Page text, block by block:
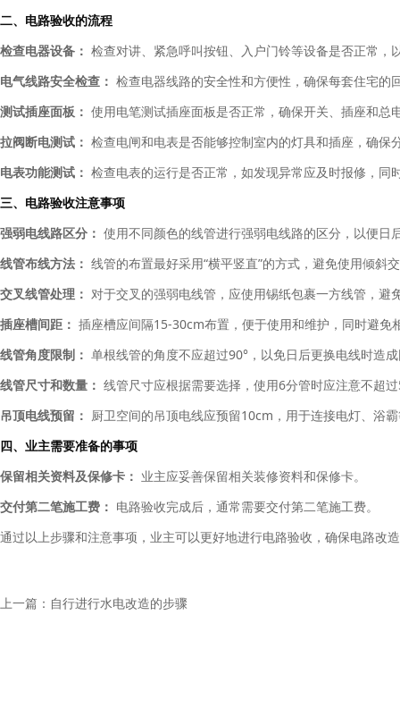
二、电路验收的流程
检查电器设备： 检查对讲、紧急呼叫按钮、入户门铃等设备是否正常，
电气线路安全检查： 检查电器线路的安全性和方便性，确保每套住宅
测试插座面板： 使用电笔测试插座面板是否正常，确保开关、插座和总
拉阀断电测试： 检查电闸和电表是否能够控制室内的灯具和插座，确保
电表功能测试： 检查电表的运行是否正常，如发现异常应及时报修，
三、电路验收注意事项
强弱电线路区分： 使用不同颜色的线管进行强弱电线路的区分，以便日
线管布线方法： 线管的布置最好采用“横平竖直”的方式，避免使用倾斜
交叉线管处理： 对于交叉的强弱电线管，应使用锡纸包裹一方线管，避
插座槽间距： 插座槽应间隔15-30cm布置，便于使用和维护，同时避免
线管角度限制： 单根线管的角度不应超过90°，以免日后更换电线时造
线管尺寸和数量： 线管尺寸应根据需要选择，使用6分管时应注意不超
吊顶电线预留： 厨卫空间的吊顶电线应预留10cm，用于连接电灯、浴
四、业主需要准备的事项
保留相关资料及保修卡： 业主应妥善保留相关装修资料和保修卡。
交付第二笔施工费： 电路验收完成后，通常需要交付第二笔施工费。
通过以上步骤和注意事项，业主可以更好地进行电路验收，确保电路改
上一篇： 自行进行水电改造的步骤